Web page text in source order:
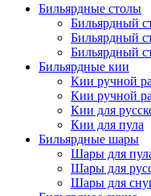
Бильярдные столы
Бильярдный
Бильярдный
Бильярдный
Бильярдные кии
Кии ручной
Кии ручной
Кии для
Кии для пула
Бильярдные шары
Шары для
Шары для
Шары для